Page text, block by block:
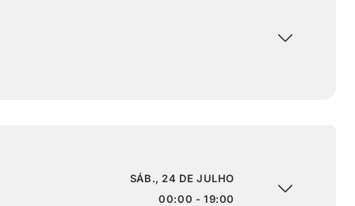
SÁB., 24 DE JULHO
00:00 - 19:00